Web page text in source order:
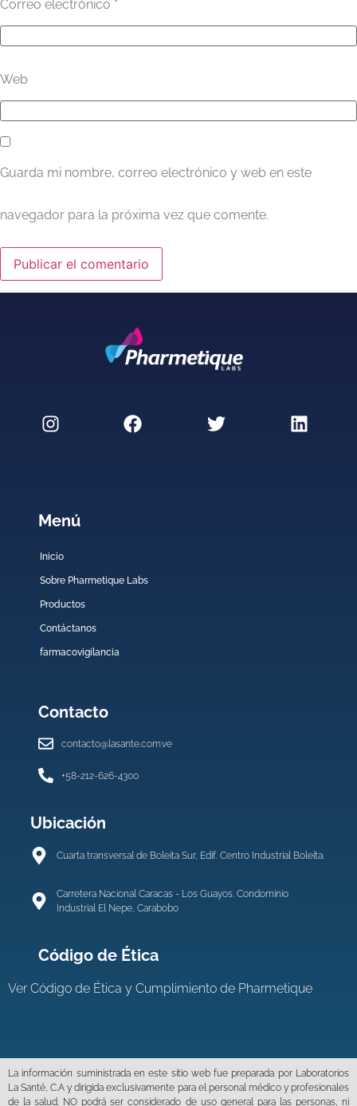
Correo electrónico *
Web
Guarda mi nombre, correo electrónico y web en este
navegador para la próxima vez que comente.
Menú
Inicio
Sobre Pharmetique Labs
Productos
Contáctanos
farmacovigilancia
Contacto
contacto@lasante.com.ve
+58-212-626-4300
Ubicación
Cuarta transversal de Boleita Sur, Edif. Centro Industrial Boleíta.
Carretera Nacional Caracas - Los Guayos. Condominio
Industrial El Nepe, Carabobo
Código de Ética
VerCódigo de Ética y Cumplimiento de Pharmetique
La información suministrada en este sitio web fue preparada por Laboratorios
La Santé, C.A y dirigida exclusivamente para el personal médico y profesionales
de la salud. NO podrá ser considerado de uso general para las personas, ni